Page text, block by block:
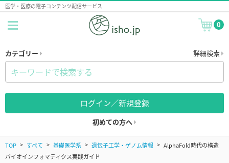
医学・医療の電子コンテンツ配信サービス
0
カテゴリー 詳細検索
ログイン／新規登録
初めての方へ
TOP すべて 基礎医学系 遺伝子工学・ゲノム情報
AlphaFold時代の構造
バイオインフォマティクス実践ガイド